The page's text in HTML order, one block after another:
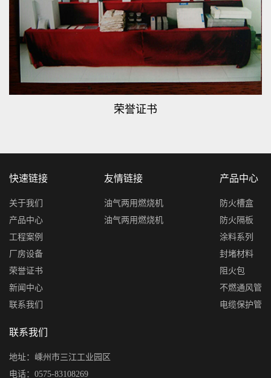
荣誉证书
快速链接
关于我们
产品中心
工程案例
厂房设备
荣誉证书
新闻中心
联系我们
友情链接
油气两用燃烧机
油气两用燃烧机
产品中心
防火槽盒
防火隔板
涂料系列
封堵材料
阻火包
不燃通风管
电缆保护管
联系我们
地址：嵊州市三江工业园区
电话：0575-83108269